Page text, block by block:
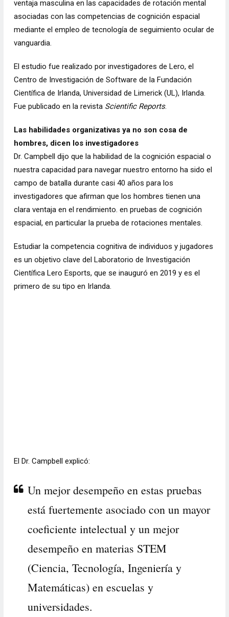
ventaja masculina en las capacidades de rotación mental
asociadas con las competencias de cognición espacial
mediante el empleo de tecnología de seguimiento ocular de
vanguardia.
El estudio fue realizado por investigadores de Lero, el
Centro de Investigación de Software de la Fundación
Científica de Irlanda, Universidad de Limerick (UL), Irlanda.
Fue publicado en la revista Scientific Reports.
Las habilidades organizativas ya no son cosa de
hombres, dicen los investigadores
Dr. Campbell dijo que la habilidad de la cognición espacial o
nuestra capacidad para navegarnuestro entorno ha sido el
campo de batalla durante casi 40 años para los
investigadores que afirman que los hombres tienen una
clara ventaja en el rendimiento. en pruebas de cognición
espacial, en particular la prueba de rotaciones mentales.
Estudiar la competencia cognitiva de individuos y jugadores
es un objetivo clave del Laboratorio de Investigación
Científica Lero Esports, que se inauguró en 2019 y es el
primero de su tipo en Irlanda.
El Dr. Campbell explicó:
Un mejor desempeño en estas pruebas
está fuertemente asociado con un mayor
coeficiente intelectual y un mejor
desempeño en materias STEM
(Ciencia, Tecnología, Ingeniería y
Matemáticas) en escuelas y
universidades.